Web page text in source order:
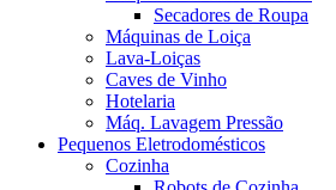
Secadores de Roupa
Máquinas de Loiça
Lava-Loiças
Caves de Vinho
Hotelaria
Máq. Lavagem Pressão
Pequenos Eletrodomésticos
Cozinha